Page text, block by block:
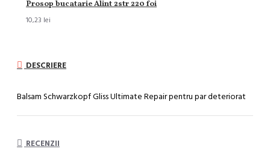
Prosop bucatarie Alint 2str 220 foi
10,23 lei
DESCRIERE
Balsam Schwarzkopf Gliss Ultimate Repair pentru par deteriorat
RECENZII